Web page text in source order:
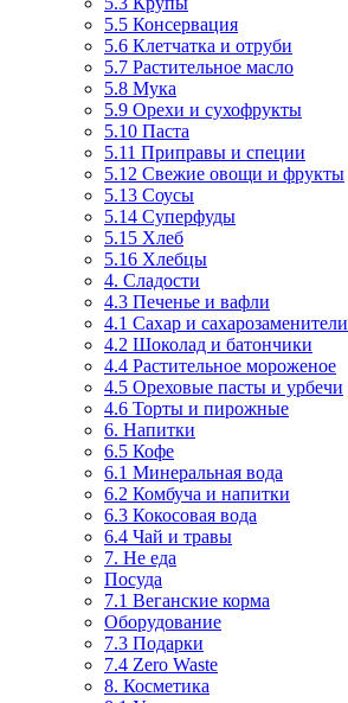
5.5 Консервация
5.6 Клетчатка и отруби
5.7 Растительное масло
5.8 Мука
5.9 Орехи и сухофрукты
5.10 Паста
5.11 Приправы и специи
5.12 Свежие овощи и фрукты
5.13 Соусы
5.14 Суперфуды
5.15 Хлеб
5.16 Хлебцы
4. Сладости
4.3 Печенье и вафли
4.1 Сахар и сахарозаменители
4.2 Шоколад и батончики
4.4 Растительное мороженое
4.5 Ореховые пасты и урбечи
4.6 Торты и пирожные
6. Напитки
6.5 Кофе
6.1 Минеральная вода
6.2 Комбуча и напитки
6.3 Кокосовая вода
6.4 Чай и травы
7. Не еда
Посуда
7.1 Веганские корма
Оборудование
7.3 Подарки
7.4 Zero Waste
8. Косметика